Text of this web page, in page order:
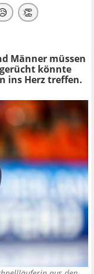
👏
Männer müssen
könnte
ins Herz treffen.